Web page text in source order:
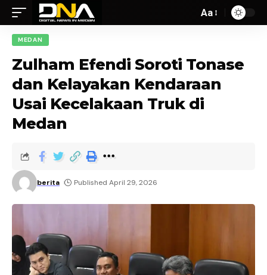
Aa
MEDAN
Zulham Efendi Soroti Tonase
dan Kelayakan Kendaraan
Usai Kecelakaan Truk di
Medan
berita Published April 29, 2026